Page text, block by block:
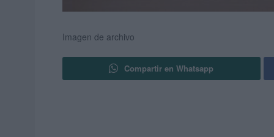
Imagen de archivo
Compartir en Whatsapp